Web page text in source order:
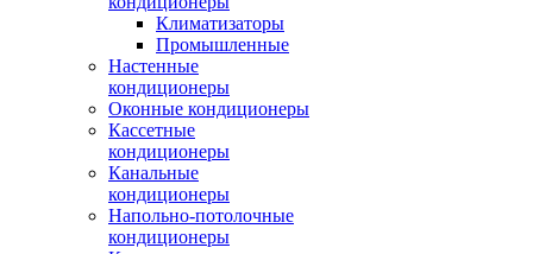
Климатизаторы
Промышленные
Настенные
кондиционеры
Оконные кондиционеры
Кассетные
кондиционеры
Канальные
кондиционеры
Напольно-потолочные
кондиционеры